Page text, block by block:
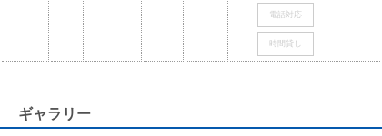
電話対応
時間貸し
ギャラリー